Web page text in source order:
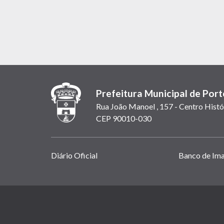
Prefeitura Municipal de
Rua João Manoel , 157 - Centro
CEP 90010-030
Links
Diário Oficial Banco de